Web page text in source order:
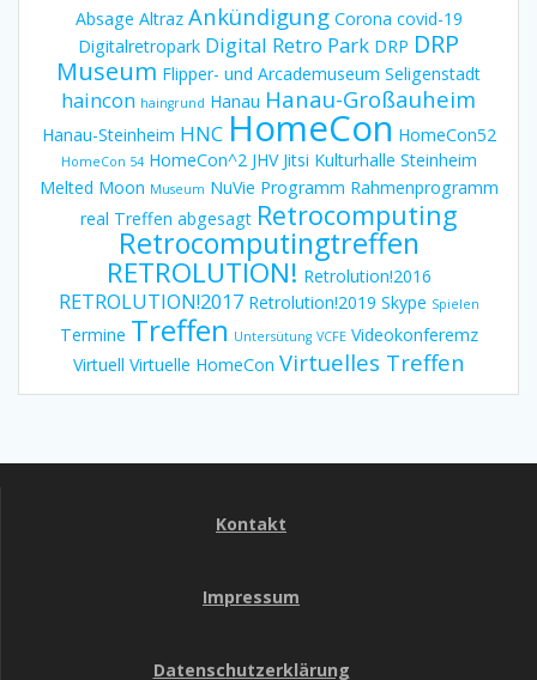
Absage Altraz Ankündigung Corona covid-19
Digitalretropark Digital Retro Park DRP DRP
Museum Flipper- und Arcademuseum Seligenstadt
haincon haingrund Hanau Hanau-Großauheim
Hanau-Steinheim HNC HomeCon HomeCon52
HomeCon 54 HomeCon^2 JHV Jitsi Kulturhalle Steinheim
Melted Moon Museum NuVie Programm Rahmenprogramm
real Treffen abgesagt Retrocomputing
Retrocomputingtreffen
RETROLUTION! Retrolution!2016
RETROLUTION!2017 Retrolution!2019 Skype Spielen
Termine Treffen Untersütung VCFE Videokonferemz
Virtuell Virtuelle HomeCon Virtuelles Treffen
Kontakt
Impressum
Datenschutzerklärung